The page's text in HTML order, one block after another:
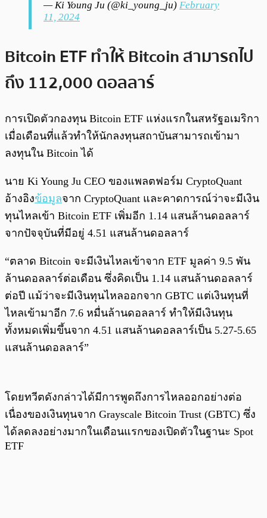
— Ki Young Ju (@ki_young_ju) February
11, 2024
Bitcoin ETF ทำให้ Bitcoin สามารถไป
ถึง 112,000 ดอลลาร์
การเปิดตัวกองทุน Bitcoin ETF แห่งแรกในสหรัฐอเมริกา
เมื่อเดือนที่แล้วทำให้นักลงทุนสถาบันสามารถเข้ามา
ลงทุนใน Bitcoin ได้
นาย Ki Young Ju CEO ของแพลตฟอร์ม CryptoQuant
อ้างอิงข้อมูลจาก CryptoQuant และคาดการณ์ว่าจะมีเงิน
ทุนไหลเข้า Bitcoin ETF เพิ่มอีก 1.14 แสนล้านดอลลาร์
จากปัจจุบันที่มีอยู่ 4.51 แสนล้านดอลลาร์
“ตลาด Bitcoin จะมีเงินไหลเข้าจาก ETF มูลค่า 9.5 พัน
ล้านดอลลาร์ต่อเดือน ซึ่งคิดเป็น 1.14 แสนล้านดอลลาร์
ต่อปี แม้ว่าจะมีเงินทุนไหลออกจาก GBTC แต่เงินทุนที่
ไหลเข้ามาอีก 7.6 หมื่นล้านดอลลาร์ ทำให้มีเงินทุน
ทั้งหมดเพิ่มขึ้นจาก 4.51 แสนล้านดอลลาร์เป็น 5.27-5.65
แสนล้านดอลลาร์”
โดยทวีตดังกล่าวได้มีการพูดถึงการไหลออกอย่างต่อ
เนื่องของเงินทุนจาก Grayscale Bitcoin Trust (GBTC) ซึ่ง
ได้ลดลงอย่างมากในเดือนแรกของเปิดตัวในฐานะ Spot
ETF